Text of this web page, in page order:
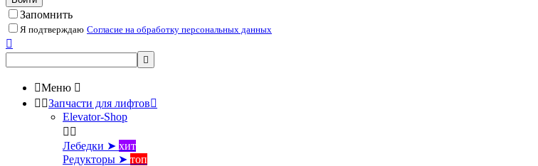
Запомнить
Я подтверждаю Согласие на обработку персональных данных


Меню 
 Запчасти для лифтов
Elevator-Shop
 
Лебедки ➤ хит
Редукторы ➤ топ